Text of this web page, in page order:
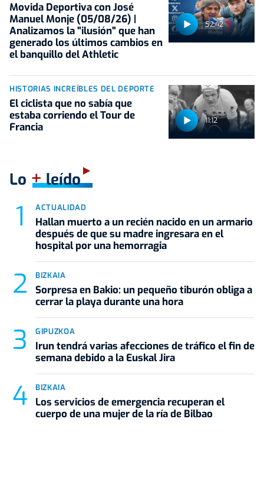
52:42
Movida Deportiva con José
Manuel Monje (05/08/26) |
Analizamos la "ilusión" que han
generado los últimos cambios en
el banquillo del Athletic
11:12
HISTORIAS INCREÍBLES DEL DEPORTE
El ciclista que no sabía que
estaba corriendo el Tour de
Francia
Lo +leído
ACTUALIDAD
Hallan muerto a un recién nacido en un armario
después de que su madre ingresara en el
hospital por una hemorragia
BIZKAIA
Sorpresa en Bakio: un pequeño tiburón obliga a
cerrar la playa durante una hora
GIPUZKOA
Irun tendrá varias afecciones de tráfico el fin de
semana debido a la Euskal Jira
BIZKAIA
Los servicios de emergencia recuperan el
cuerpo de una mujer de la ría de Bilbao